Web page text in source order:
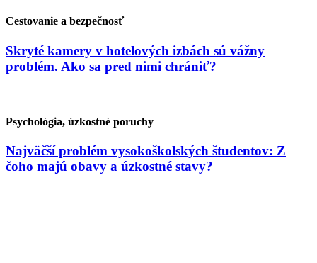
Cestovanie a bezpečnosť
Skryté kamery v hotelových izbách sú vážny
problém. Ako sa pred nimi chrániť?
Psychológia, úzkostné poruchy
Najväčší problém vysokoškolských študentov: Z
čoho majú obavy a úzkostné stavy?